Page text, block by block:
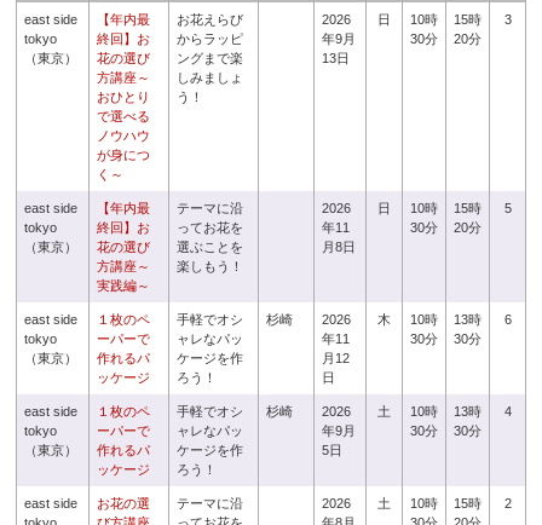
east side
tokyo
（東京）
【年内最
終回】お
花の選び
方講座～
おひとり
で選べる
ノウハウ
が身につ
く～
お花えらび
からラッピ
ングまで楽
しみましょ
う！
2026
年9月
13日
日
10時
30分
15時
20分
3
east side
tokyo
（東京）
【年内最
終回】お
花の選び
方講座～
実践編～
テーマに沿
ってお花を
選ぶことを
楽しもう！
2026
年11
月8日
日
10時
30分
15時
20分
5
east side
tokyo
（東京）
１枚のペ
ーパーで
作れるパ
ッケージ
手軽でオシ
ャレなパッ
ケージを作
ろう！
杉崎
2026
年11
月12
日
木
10時
30分
13時
30分
6
east side
tokyo
（東京）
１枚のペ
ーパーで
作れるパ
ッケージ
手軽でオシ
ャレなパッ
ケージを作
ろう！
杉崎
2026
年9月
5日
土
10時
30分
13時
30分
4
east side
お花の選
テーマに沿
2026
土
10時
15時
2